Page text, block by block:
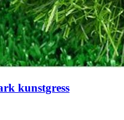
kunstgress